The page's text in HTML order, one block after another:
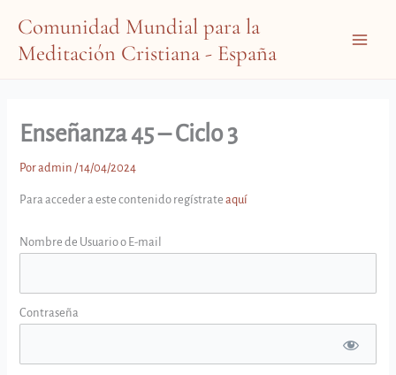
contenido
Comunidad Mundial para la
Meditación Cristiana - España
Enseñanza 45 – Ciclo 3
Poradmin /14/04/2024
Para acceder a este contenido regístrateaquí
Nombre de Usuario o E-mail
Contraseña